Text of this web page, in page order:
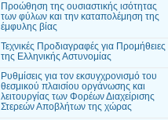
Προώθηση της ουσιαστικής ισότητας
των φύλων και την καταπολέμηση της
έμφυλης βίας
Τεχνικές Προδιαγραφές για Προμήθειες
της Ελληνικής Αστυνομίας
Ρυθμίσεις για τον εκσυγχρονισμό του
θεσμικού πλαισίου οργάνωσης και
λειτουργίας των Φορέων Διαχείρισης
Στερεών Αποβλήτων της χώρας